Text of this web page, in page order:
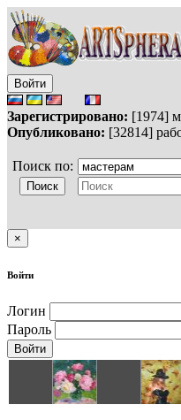
Войти
Зарегистрировано: [1974]
Опубликовано: [32814]
Поиск по:
×
Войти
Логин
Пароль
Войти